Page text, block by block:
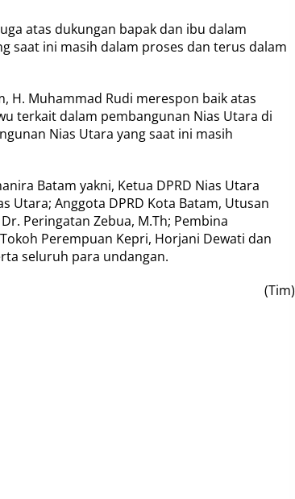
atas dukungan bapak dan ibu dalam
saat ini masih dalam proses dan terus dalam
H. Muhammad Rudi merespon baik atas
terkait dalam pembangunan Nias Utara di
Nias Utara yang saat ini masih
Batam yakni, Ketua DPRD Nias Utara
Utara; Anggota DPRD Kota Batam, Utusan
Peringatan Zebua, M.Th; Pembina
Perempuan Kepri, Horjani Dewati dan
seluruh para undangan.
(Tim)